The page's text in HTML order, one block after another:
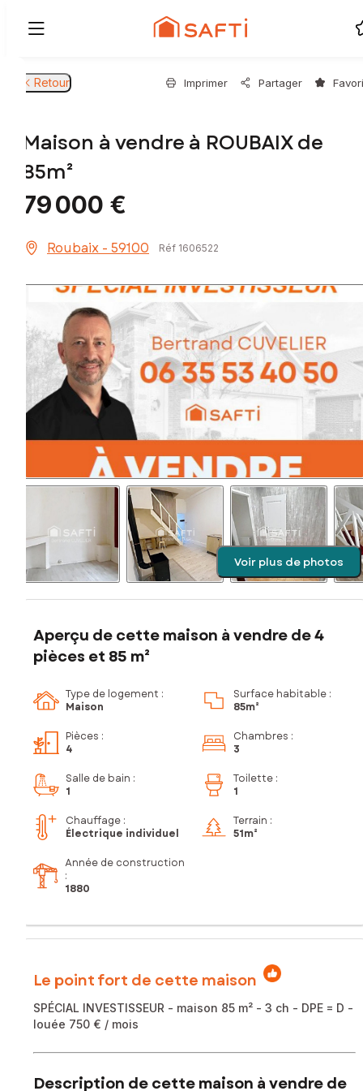
Retour Imprimer Partager
Maison à vendre à ROUBAIX de
85m²
79 000 €
Roubaix - 59100 Réf 1606522
Voir plus de photos
Aperçu de cette maison à vendre de 4
pièces et 85 m²
Type de logement :
Maison
Surface habitable :
85m²
Pièces :
4
Chambres :
3
Salle de bain :
1
Toilette :
1
Chauffage :
Électrique individuel
Terrain :
51m²
Année de construction
:
1880
Le point fort de cette maison
SPÉCIAL INVESTISSEUR - maison 85 m² - 3 ch - DPE = D -
louée 750 € / mois
Description de cette maison à vendre de